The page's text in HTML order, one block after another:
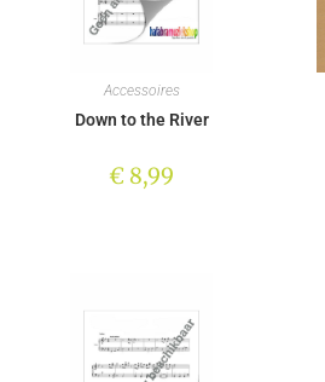
Accessoires
Down to the River
€ 8,99